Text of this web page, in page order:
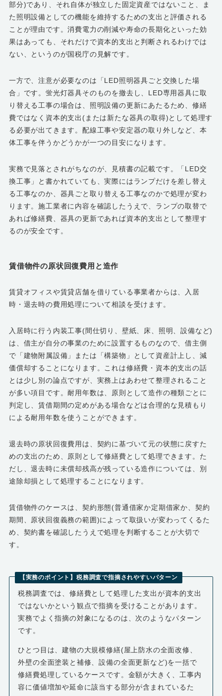
部分)であり、それ自体が独立した固定資産ではないこと、ま
た照明設備としての機能を維持するための支出と評価される
ことが理由です。消費電力の削減や寿命の長期化といった効
果はあっても、それだけで資本的支出と判断されるわけでは
ない、というのが国税庁の見解です。
一方で、注意が必要なのは「LED照明器具ごと交換した場
合」です。蛍光灯器具そのものを撤去し、LED専用器具に取
り替える工事の場合は、照明設備の更新にあたるため、修繕
費ではなく資本的支出(または新たな器具の取得)として処理す
る必要が出てきます。配線工事や安定器の取り外しなど、本
体工事を伴うかどうかが一つの目安になります。
実務で見落とされがちなのが、見積書の記載です。「LED交
換工事」と書かれていても、実際にはランプだけを差し替え
る工事なのか、器具ごと取り替える工事なのかで処理が変わ
ります。施工業者に内容を確認したうえで、ランプの取替で
あれば修繕費、器具の更新であれば資本的支出として整理す
るのが安全です。
賃借物件の原状回復費用と造作
賃貸オフィスや賃貸店舗を借りている事業者からは、入居
時・退去時の費用処理について相談を受けます。
入居時に行う内装工事(間仕切り、壁紙、床、照明、設備など)
は、借主が自分の事業のために設置するものなので、借主側
で「建物附属設備」または「構築物」として資産計上し、減
価償却することになります。これは修繕費・資本的支出の話
とは少し別の論点ですが、実務上はあわせて整理されること
が多い項目です。耐用年数は、原則として造作の種類ごとに
判定し、賃借期間の定めがある場合などは合理的な見積もり
による耐用年数を使うことができます。
退去時の原状回復費用は、契約に基づいて元の状態に戻すた
めの支出のため、原則として修繕費として処理できます。た
だし、退去時に未償却残高が残っている造作については、別
途除却損として処理することになります。
賃借物件のケースは、契約形態(普通借家か定期借家か、契約
期間、原状回復義務の範囲)によって取扱いが変わってくるた
め、契約書を確認したうえで処理を判断することが大切で
す。
【実務のポイント】税務調査で指摘されやすいパターン
税務調査では、修繕費として処理した支出が資本的支出
ではないかという観点で指摘を受けることがあります。
実務でよく指摘の対象になるのは、次のようなパターン
です。
ひとつ目は、建物の大規模修繕(屋上防水の全面改修、
外壁の全面塗装と補修、設備の全面更新など)を一括で
修繕費処理しているケースです。金額が大きく、工事内
容に価値増加や延命に該当する部分が含まれているた